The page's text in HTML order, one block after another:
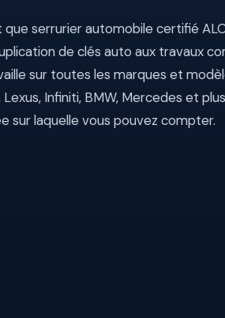
que serrurier automobile certifié
de clés auto aux travaux
sur toutes les marques et
Lexus, Infiniti, BMW, Mercedes et
sur laquelle vous pouvez compter.